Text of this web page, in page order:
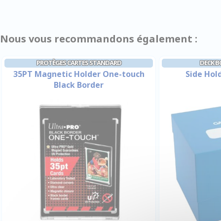
Nous vous recommandons également :
PROTÈGES CARTES STANDARD
35PT Magnetic Holder One-touch
Black Border
DECK
Side